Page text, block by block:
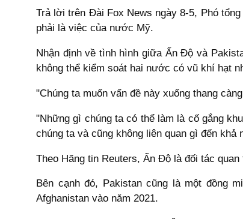
Trả lời trên Đài Fox News ngày 8-5, Phó
phải là việc của nước Mỹ.
Nhận định về tình hình giữa Ấn Độ và
không thể kiểm soát hai nước có vũ khí hạt
"Chúng ta muốn vấn đề này xuống thang
"Những gì chúng ta có thể làm là cố gắng
chúng ta và cũng không liên quan gì đến khả
Theo Hãng tin Reuters, Ấn Độ là đối tác
Bên cạnh đó, Pakistan cũng là một đồng
Afghanistan vào năm 2021.